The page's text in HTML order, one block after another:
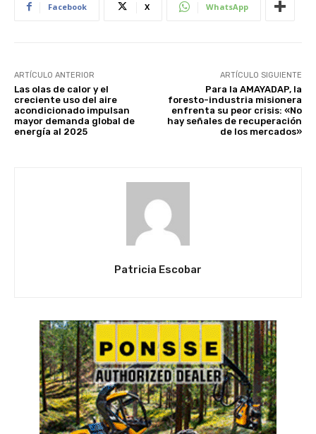
Facebook X WhatsApp
ARTÍCULO ANTERIOR
Las olas de calor y el
creciente uso del aire
acondicionado impulsan
mayor demanda global de
energía al 2025
ARTÍCULO SIGUIENTE
Para la AMAYADAP, la
foresto-industria misionera
enfrenta su peor crisis: «No
hay señales de recuperación
de los mercados»
Patricia Escobar